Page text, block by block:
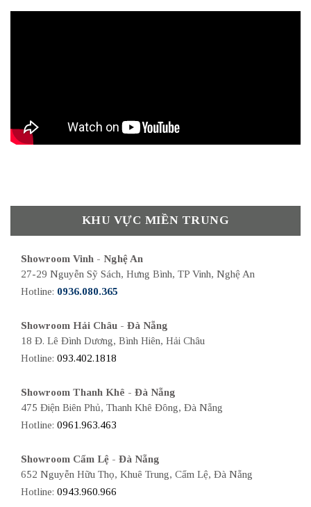
KHU VỰC MIỀN TRUNG
Showroom Vinh - Nghệ An
27-29 Nguyễn Sỹ Sách, Hưng Bình, TP Vinh, Nghệ An
Hotline: 0936.080.365
Showroom Hải Châu - Đà Nẵng
18 Đ. Lê Đình Dương, Bình Hiên, Hải Châu
Hotline: 093.402.1818
Showroom Thanh Khê - Đà Nẵng
475 Điện Biên Phủ, Thanh Khê Đông, Đà Nẵng
Hotline: 0961.963.463
Showroom Cẩm Lệ - Đà Nẵng
652 Nguyễn Hữu Thọ, Khuê Trung, Cẩm Lệ, Đà Nẵng
Hotline: 0943.960.966